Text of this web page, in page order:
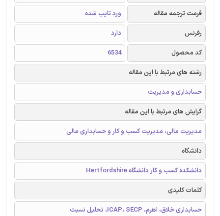
فرمت ترجمه مقاله
ورد تایپ شده
رفرنس
دارد
کد محصول
6534
رشته های مرتبط با این مقاله
حسابداری و مدیریت
گرایش های مرتبط با این مقاله
مدیریت مالی، مدیریت کسب و کار و حسابداری مالی
دانشگاه
دانشکده کسب و کار دانشگاه Hertfordshire
کلمات کلیدی
حسابداری خلاق، اهرم، ICAP، SECP، تحلیل نسبت